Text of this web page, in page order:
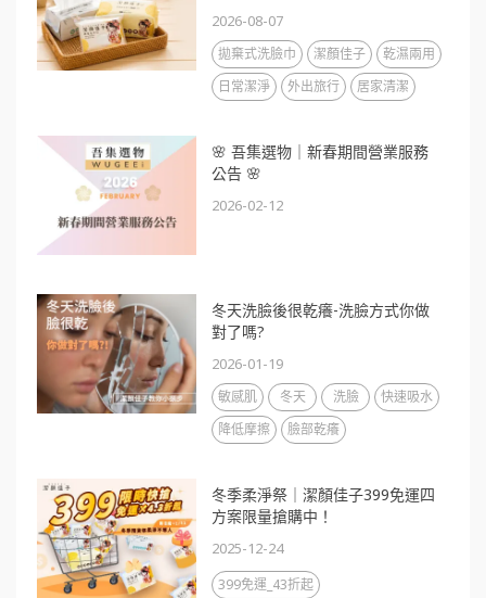
2026-08-07
拋棄式洗臉巾 潔顏佳子
乾濕兩用
日常潔淨
外出旅行 居家清潔
🌸 吾集選物｜新春期間營業服務
公告 🌸
2026-02-12
冬天洗臉後很乾癢-洗臉方式你做
對了嗎?
2026-01-19
敏感肌 冬天 洗臉
快速吸水
降低摩擦
臉部乾癢
冬季柔淨祭｜潔顏佳子399免運四
方案限量搶購中！
2025-12-24
399免運_43折起